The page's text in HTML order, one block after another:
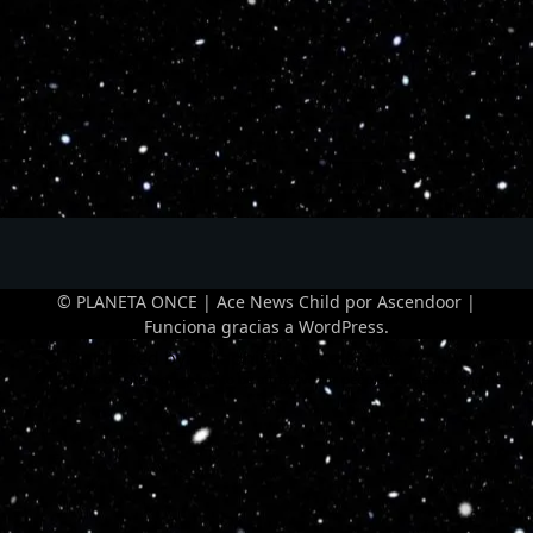
© PLANETA ONCE | Ace News Child por Ascendoor |
Funciona gracias a WordPress.
Optimized by Seraphinite Accelerator
Turns on site high speed to be attractive for people and search engines.